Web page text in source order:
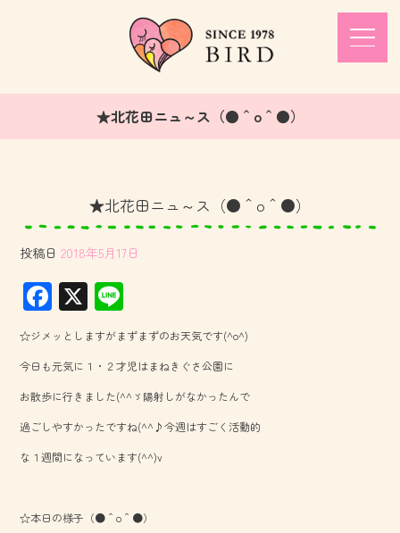
★北花田ニュ～ス（●＾o＾●）
★北花田ニュ～ス（●＾o＾●）
投稿日 2018年5月17日
F
ac
e
b
o
ok
X
ne
☆ジメッとしますがまずまずのお天気です(^o^)
今日も元気に１・２才児はまねきぐさ公園に
お散歩に行きました(^^ゞ陽射しがなかったんで
過ごしやすかったですね(^^♪今週はすごく活動的
な１週間になっています(^^)v
☆本日の様子（●＾o＾●）